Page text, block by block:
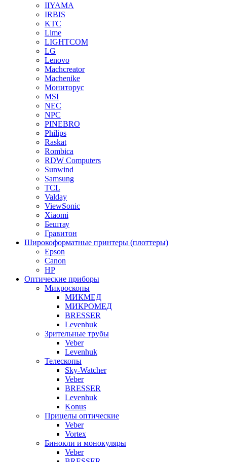
IIYAMA
IRBIS
KTC
Lime
LIGHTCOM
LG
Lenovo
Machcreator
Machenike
Мониторус
MSI
NEC
NPC
PINEBRO
Philips
Raskat
Rombica
RDW Computers
Sunwind
Samsung
TCL
Valday
ViewSonic
Xiaomi
Бештау
Гравитон
Широкоформатные принтеры (плоттеры)
Epson
Canon
HP
Оптические приборы
Микроскопы
МИКМЕД
МИКРОМЕД
BRESSER
Levenhuk
Зрительные трубы
Veber
Levenhuk
Телескопы
Sky-Watcher
Veber
BRESSER
Levenhuk
Konus
Прицелы оптические
Veber
Vortex
Бинокли и монокуляры
Veber